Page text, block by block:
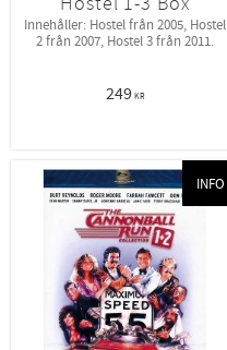
Innehåller: Hostel från 2005, Hostel
2 från 2007, Hostel 3 från 2011.
249KR
INFO